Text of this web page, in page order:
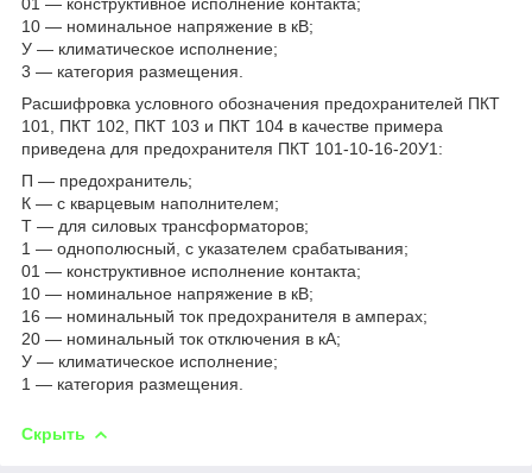
10 — номинальное напряжение в кВ;
У — климатическое исполнение;
3 — категория размещения.
Расшифровка условного обозначения предохранителей ПКТ
101, ПКТ 102, ПКТ 103 и ПКТ 104 в качестве примера
приведена для предохранителя ПКТ 101-10-16-20У1:
П — предохранитель;
К — с кварцевым наполнителем;
Т — для силовых трансформаторов;
1 — однополюсный, с указателем срабатывания;
01 — конструктивное исполнение контакта;
10 — номинальное напряжение в кВ;
16 — номинальный ток предохранителя в амперах;
20 — номинальный ток отключения в кА;
У — климатическое исполнение;
1 — категория размещения.
Скрыть